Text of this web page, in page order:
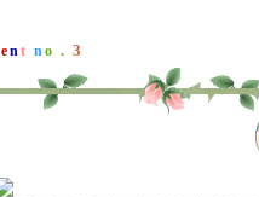
ent no . 3